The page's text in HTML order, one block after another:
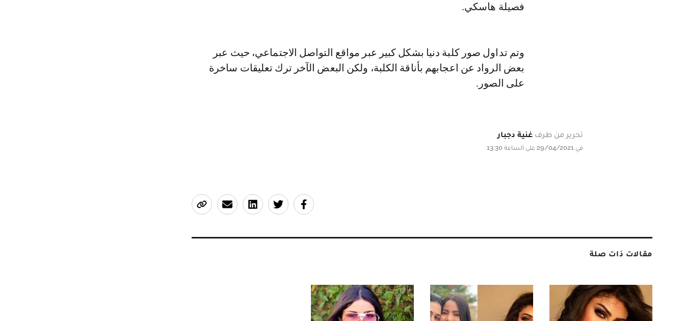
فصيلة هاسكي.
وتم تداول صور كلبة دنيا بشكل كبير عبر مواقع التواصل الاجتماعي، حيث عبر
بعض الرواد عن اعجابهم بأناقة الكلبة، ولكن البعض الآخر ترك تعليقات ساخرة
على الصور.
تحرير من طرف غنية دجبار
في 29/04/2021 على الساعة 13:30
مقالات ذات صلة